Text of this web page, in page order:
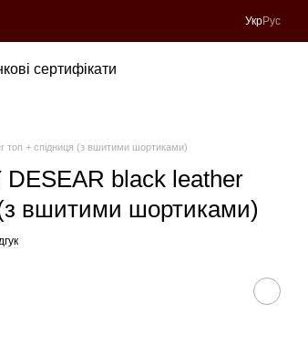
УкрРус
сертифікати
топ + спідниця (з вшитими шортиками)
DESEAR black leather
вшитими шортиками)